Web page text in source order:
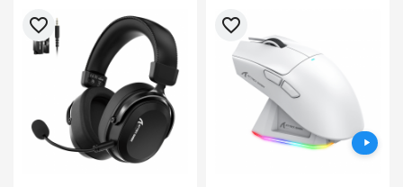
favorite_border favorite_border